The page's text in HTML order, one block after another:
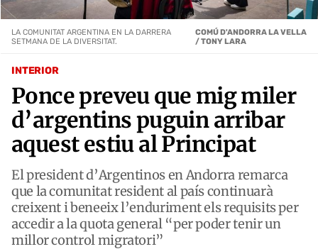
INTERIOR
Ponce preveu que mig miler
d’argentins puguin arribar
aquest estiu al Principat
El president d’Argentinos en Andorra remarca
que la comunitat resident al país continuarà
creixent i beneeix l’enduriment els requisits per
accedir a la quota general “per poder tenir un
millor control migratori”
LA COMUNITAT ARGENTINA EN LA DARRERA
SETMANA DE LA DIVERSITAT.
COMÚ D'ANDORRA LA VELLA
/ TONY LARA